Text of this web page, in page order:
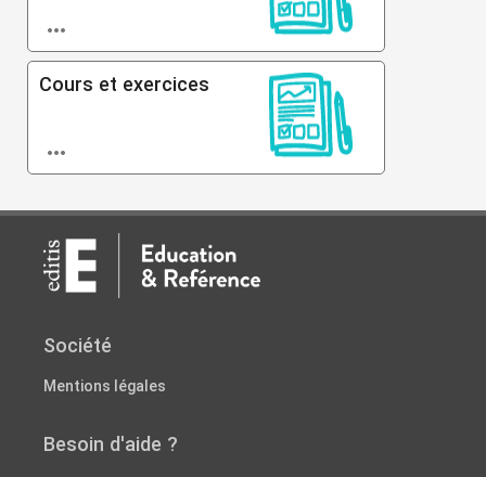

Cours et exercices

Société
Mentions légales
Besoin d'aide ?